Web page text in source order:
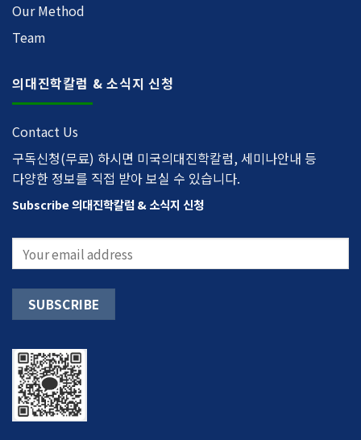
Our Method
Team
의대진학칼럼 & 소식지 신청
Contact Us
구독신청(무료) 하시면 미국의대진학칼럼, 세미나안내 등
다양한 정보를 직접 받아 보실 수 있습니다.
Subscribe 의대진학칼럼 & 소식지 신청